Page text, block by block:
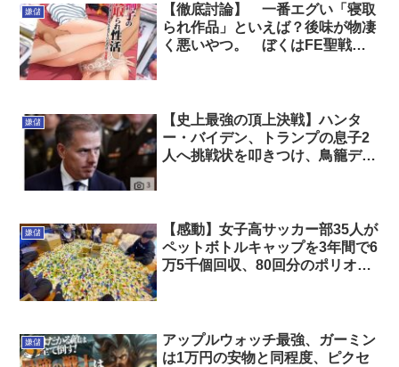
嫌儲
【徹底討論】 一番エグい「寝取
られ作品」といえば？後味が物凄
く悪いやつ。 ぼくはFE聖戦の
嫌儲
【史上最強の頂上決戦】ハンタ
ー・バイデン、トランプの息子2
人へ挑戦状を叩きつけ、鳥籠デス
嫌儲
【感動】女子高サッカー部35人が
ペットボトルキャップを3年間で6
万5千個回収、80回分のポリオワ
嫌儲
アップルウォッチ最強、ガーミン
は1万円の安物と同程度、ピクセ